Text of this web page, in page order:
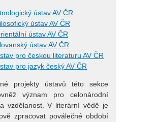
ústav AV ČR
ústav AV ČR
ústav AV ČR
ústav AV ČR
pro českou literaturu AV ČR
pro jazyk český AV ČR
projekty ústavů této sekce
význam pro celonárodní
vzdělanost. V literární vědě je
zpracovat poválečné období